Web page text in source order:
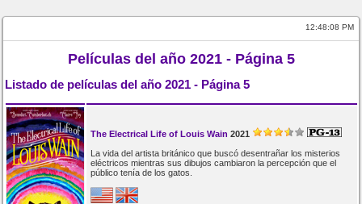
12:48:08 PM
Películas del año 2021 - Página 5
Listado de películas del año 2021 - Página 5
The Electrical Life of Louis Wain 2021
La vida del artista británico que buscó desentrañar los misterios
eléctricos mientras sus dibujos cambiaron la percepción que el
público tenía de los gatos.